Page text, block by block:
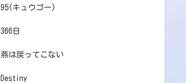
95(キュウゴー)
366日
燕は戻ってこない
Destiny